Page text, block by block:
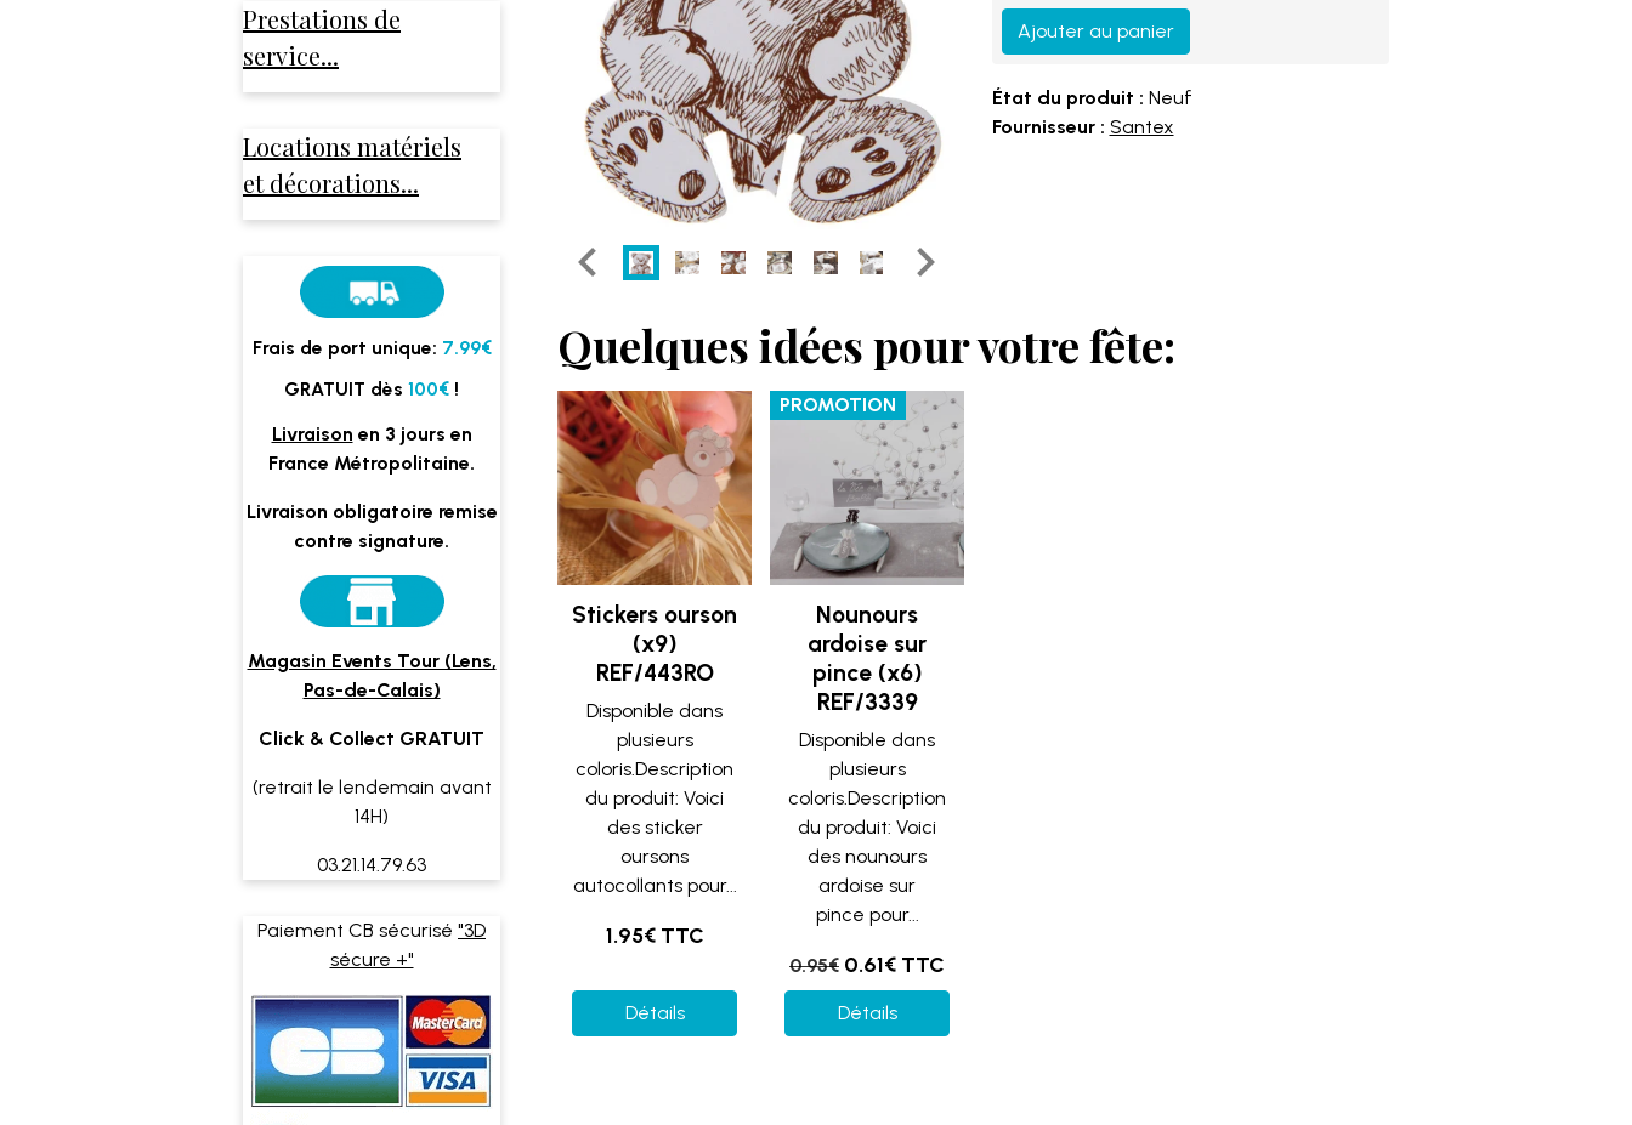
Ajouter au panier
État du produit : Neuf
Fournisseur : Santex
Quelques idées pour votre fête:
Stickers ourson
(x9)
REF/443RO
Disponible dans
plusieurs
coloris.Description
du produit: Voici
des sticker
oursons
autocollants pour...
1.95€ TTC
Détails
PROMOTION
Nounours
ardoise sur
pince (x6)
REF/3339
Disponible dans
plusieurs
coloris.Description
du produit: Voici
des nounours
ardoise sur
pince pour...
0.95€ 0.61€ TTC
Détails
Prestations de
service...
Locations matériels
et décorations...
Frais de port unique: 7.99€
GRATUIT dès 100€ !
Livraison en 3 jours en
France Métropolitaine.
Livraison obligatoire remise
contre signature.
Magasin Events Tour (Lens,
Pas-de-Calais)
Click & Collect GRATUIT
(retrait le lendemain avant
14H)
03.21.14.79.63
Paiement CB sécurisé "3D
sécure +"